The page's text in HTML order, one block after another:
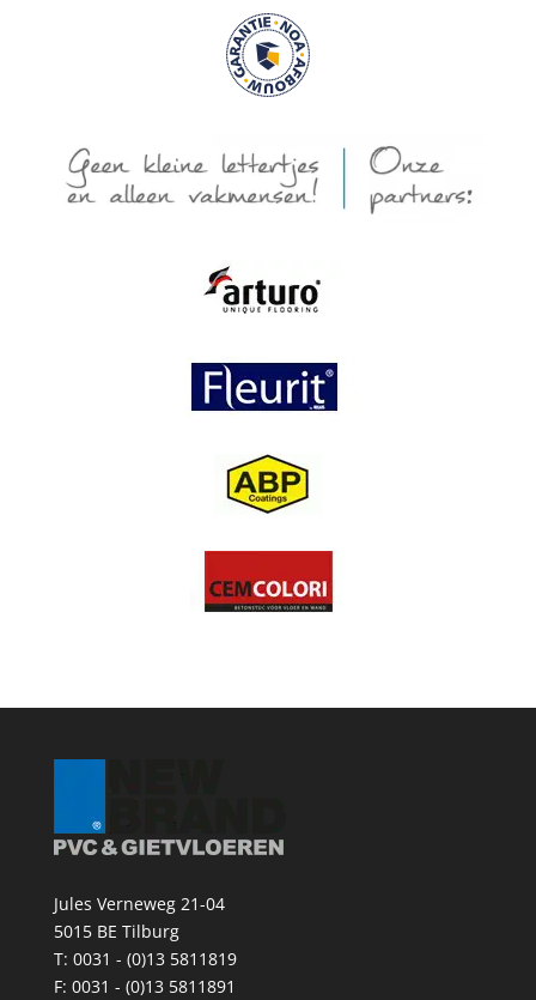
Jules Verneweg 21-04
5015 BE Tilburg
T: 0031 - (0)13 5811819
F: 0031 - (0)13 5811891